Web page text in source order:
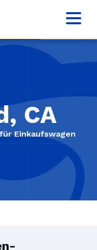
CA
Einkaufswagen